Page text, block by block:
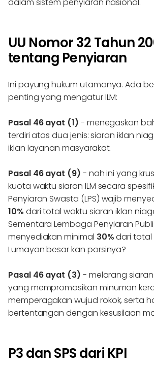
UU Nomor 32 Tahun
tentang Penyiaran
Ini payung hukum utamanya. Ada
penting yang mengatur ILM:
Pasal 46 ayat (1) - menegaskan
terdiri atas dua jenis: siaran iklan
iklan layanan masyarakat.
Pasal 46 ayat (9) - nah ini yang
kuota waktu siaran ILM secara
Penyiaran Swasta (LPS) wajib
10% dari total waktu siaran iklan
Sementara Lembaga Penyiaran
menyediakan minimal 30%dari total
Lumayan besar kan porsinya?
Pasal 46 ayat (3) - melarang
yang mempromosikan minuman
memperagakan wujud rokok, serta
bertentangan dengan kesusilaan
P3 dan SPS dari KPI